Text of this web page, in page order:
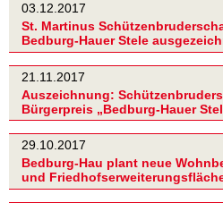
03.12.2017
St. Martinus
Bedburg-Hauer Stele
21.11.2017
Auszeichnung:
Bürgerpreis „Bedburg-Hauer
29.10.2017
Bedburg-Hau plant neue
und